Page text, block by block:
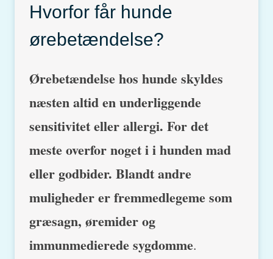
Hvorfor får hunde
ørebetændelse?
Ørebetændelse hos hunde skyldes
næsten altid en underliggende
sensitivitet eller allergi. For det
meste overfor noget i i hunden mad
eller godbider. Blandt andre
muligheder er fremmedlegeme som
græsagn, øremider og
immunmedierede sygdomme.